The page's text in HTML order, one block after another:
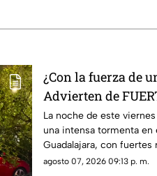
¿Con la fuerza de
Advierten de
VIENTO
durante lluvia en
La noche de este
una intensa tormenta en
Guadalajara, con fuertes
agosto 07, 2026 09:13 p. m.